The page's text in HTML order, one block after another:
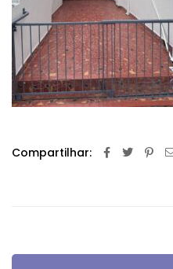
Compartilhar: